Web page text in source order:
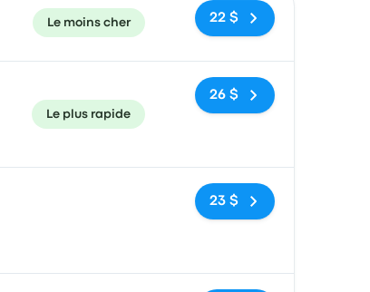
Le moins cher 22 $
Le plus rapide
26 $
Pas de balises
23 $